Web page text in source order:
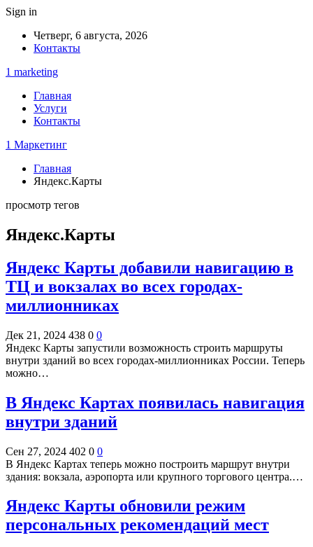
Sign in
Четверг, 6 августа, 2026
Контакты
1 marketing
Главная
Услуги
Контакты
1 Маркетинг
Главная
Яндекс.Карты
просмотр тегов
Яндекс.Карты
Яндекс Карты добавили навигацию в
ТЦ и вокзалах во всех городах-
миллионниках
Дек 21, 2024 438 0 0
Яндекс Карты запустили возможность строить маршруты
внутри зданий во всех городах-миллионниках России. Теперь
можно…
В Яндекс Картах появилась навигация
внутри зданий
Сен 27, 2024 402 0 0
В Яндекс Картах теперь можно построить маршрут внутри
здания: вокзала, аэропорта или крупного торгового центра.…
Яндекс Карты обновили режим
персональных рекомендаций мест